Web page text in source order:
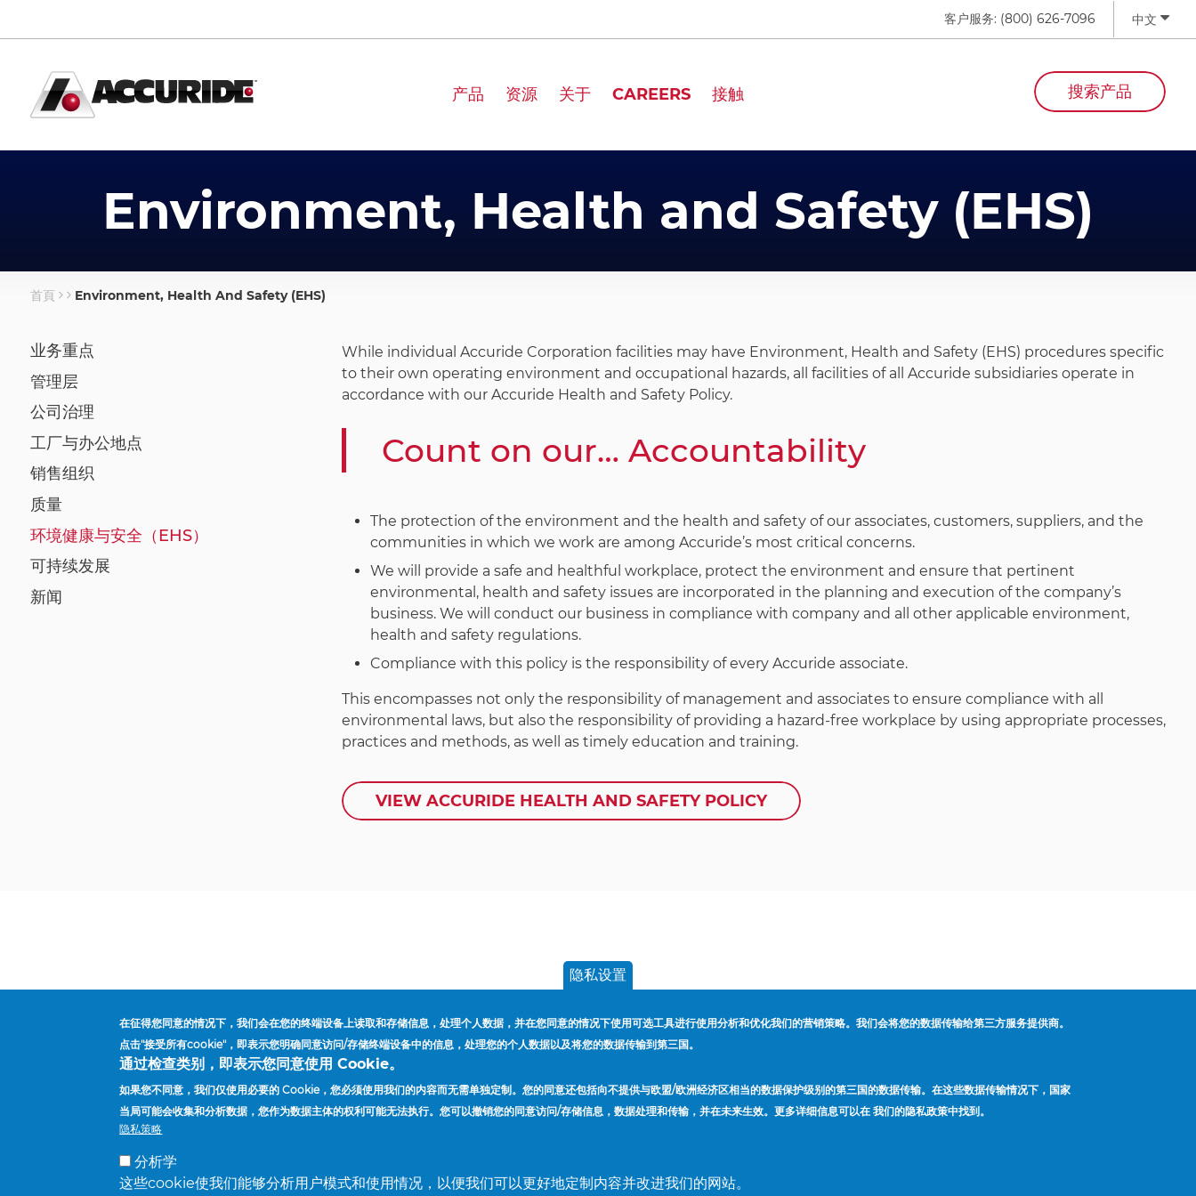
客户服务: (800) 626-7096 中文
产品 资源 关于 CAREERS 接触 搜索产品
Environment, Health and Safety (EHS)
航
連
結
首頁 Environment, Health And Safety (EHS)
About
业务重点
管理层
公司治理
工厂与办公地点
销售组织
质量
环境健康与安全（EHS）
可持续发展
新闻
While individual Accuride Corporation facilities may have Environment, Health and Safety (EHS) procedures specific
to their own operating environment and occupational hazards, all facilities of all Accuride subsidiaries operate in
accordance with our Accuride Health and Safety Policy.
Count on our… Accountability
The protection of the environment and the health and safety of our associates, customers, suppliers, and the
communities in which we work are among Accuride’s most critical concerns.
We will provide a safe and healthful workplace, protect the environment and ensure that pertinent
environmental, health and safety issues are incorporated in the planning and execution of the company’s
business. We will conduct our business in compliance with company and all other applicable environment,
health and safety regulations.
Compliance with this policy is the responsibility of every Accuride associate.
This encompasses not only the responsibility of management and associates to ensure compliance with all
environmental laws, but also the responsibility of providing a hazard-free workplace by using appropriate processes,
practices and methods, as well as timely education and training.
VIEW ACCURIDE HEALTH AND SAFETY POLICY
Environment, Health And Safety (EHS)
工厂与办公地点
隐私设置
在征得您同意的情况下，我们会在您的终端设备上读取和存储信息，处理个人数据，并在您同意的情况下使用可选工具进行使用分析和优化我们的营销策略。我们会将您的数据传输给第三方服务提供商。
点击"接受所有cookie"，即表示您明确同意访问/存储终端设备中的信息，处理您的个人数据以及将您的数据传输到第三国。
通过检查类别，即表示您同意使用 Cookie。
如果您不同意，我们仅使用必要的 Cookie，您必须使用我们的内容而无需单独定制。您的同意还包括向不提供与欧盟/欧洲经济区相当的数据保护级别的第三国的数据传输。在这些数据传输情况下，国家
当局可能会收集和分析数据，您作为数据主体的权利可能无法执行。您可以撤销您的同意访问/存储信息，数据处理和传输，并在未来生效。更多详细信息可以在 我们的隐私政策中找到。
隐私策略
分析学
这些cookie使我们能够分析用户模式和使用情况，以便我们可以更好地定制内容并改进我们的网站。